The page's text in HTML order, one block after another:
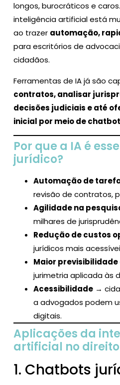
longos, burocráticos e
inteligência artificial está
ao trazer automação,
para escritórios de
cidadãos.
Ferramentas de IA já são
contratos, analisar
decisões judiciais e até
inicial por meio de
Por que a IA é
jurídico?
Automação de
revisão de contratos,
Agilidade na
milhares de
Redução de custos
jurídicos mais
Maior previsibilidade
jurimetria aplicada às
Acessibilidade →
a advogados podem
digitais.
Aplicações da
artificial no direito
1. Chatbots